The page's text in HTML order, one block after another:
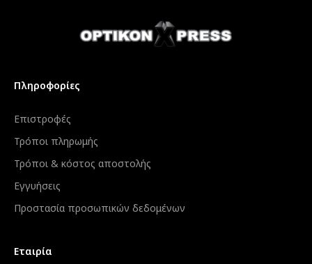
Πληροφορίες
Επιστροφές
Τρόποι πληρωμής
Τρόποι & κόστος αποστολής
Εγγυήσεις
Προστασία προσωπικών δεδομένων
Εταιρία